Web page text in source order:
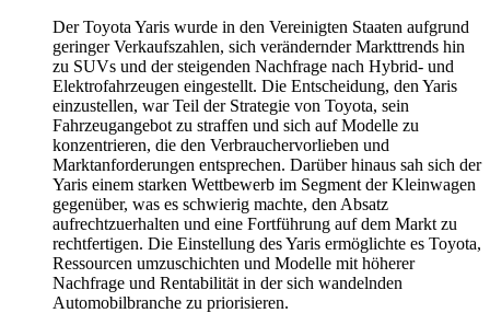
Der Toyota Yaris wurde in den Vereinigten Staaten aufgrund
geringer Verkaufszahlen, sich verändernder Markttrends hin
zu SUVs und der steigenden Nachfrage nach Hybrid- und
Elektrofahrzeugen eingestellt. Die Entscheidung, den Yaris
einzustellen, war Teil der Strategie von Toyota, sein
Fahrzeugangebot zu straffen und sich auf Modelle zu
konzentrieren, die den Verbrauchervorlieben und
Marktanforderungen entsprechen. Darüber hinaus sah sich der
Yaris einem starken Wettbewerb im Segment der Kleinwagen
gegenüber, was es schwierig machte, den Absatz
aufrechtzuerhalten und eine Fortführung auf dem Markt zu
rechtfertigen. Die Einstellung des Yaris ermöglichte es Toyota,
Ressourcen umzuschichten und Modelle mit höherer
Nachfrage und Rentabilität in der sich wandelnden
Automobilbranche zu priorisieren.